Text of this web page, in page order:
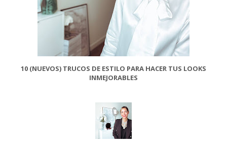
10 (NUEVOS) TRUCOS DE ESTILO PARA HACER TUS LOOKS
INMEJORABLES